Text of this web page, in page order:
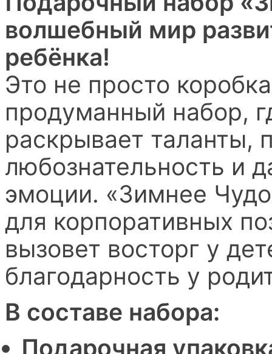
волшебный мир
ребёнка!
Это не просто
продуманный набор,
раскрывает таланты,
любознательность и
эмоции. «Зимнее
для корпоративных
вызовет восторг у
благодарность у
В составе набора:
Подарочная